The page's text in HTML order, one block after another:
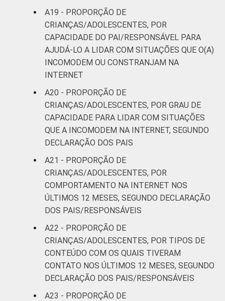
A19 - PROPORÇÃO DE
CRIANÇAS/ADOLESCENTES, POR
CAPACIDADE DO PAI/RESPONSÁVEL PARA
AJUDÁ-LO A LIDAR COM SITUAÇÕES QUE O(A)
INCOMODEM OU CONSTRANJAM NA
INTERNET
A20 - PROPORÇÃO DE
CRIANÇAS/ADOLESCENTES, POR GRAU DE
CAPACIDADE PARA LIDAR COM SITUAÇÕES
QUE A INCOMODEM NA INTERNET, SEGUNDO
DECLARAÇÃO DOS PAIS
A21 - PROPORÇÃO DE
CRIANÇAS/ADOLESCENTES, POR
COMPORTAMENTO NA INTERNET NOS
ÚLTIMOS 12 MESES, SEGUNDO DECLARAÇÃO
DOS PAIS/RESPONSÁVEIS
A22 - PROPORÇÃO DE
CRIANÇAS/ADOLESCENTES, POR TIPOS DE
CONTEÚDO COM OS QUAIS TIVERAM
CONTATO NOS ÚLTIMOS 12 MESES, SEGUNDO
DECLARAÇÃO DOS PAIS/RESPONSÁVEIS
A23 - PROPORÇÃO DE